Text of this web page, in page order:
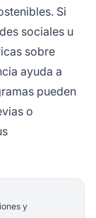
Si
sociales u
sobre
ayuda a
pueden
o
y